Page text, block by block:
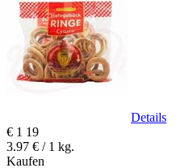
Details
€ 1 19
3.97 € / 1 kg.
Kaufen